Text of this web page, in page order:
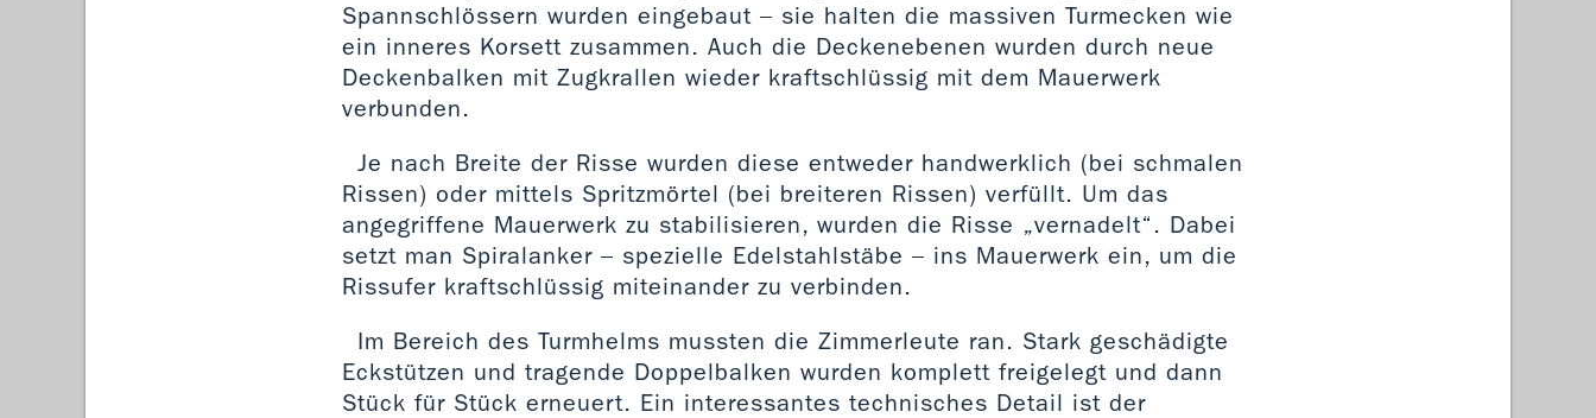
Spannschlössern wurden eingebaut – sie halten die massiven Turmecken wie
ein inneres Korsett zusammen. Auch die Deckenebenen wurden durch neue
Deckenbalken mit Zugkrallen wieder kraftschlüssig mit dem Mauerwerk
verbunden.
Je nach Breite der Risse wurden diese entweder handwerklich (bei schmalen
Rissen) oder mittels Spritzmörtel (bei breiteren Rissen) verfüllt. Um das
angegriffene Mauerwerk zu stabilisieren, wurden die Risse „vernadelt“. Dabei
setzt man Spiralanker – spezielle Edelstahlstäbe – ins Mauerwerk ein, um die
Rissufer kraftschlüssig miteinander zu verbinden.
Im Bereich des Turmhelms mussten die Zimmerleute ran. Stark geschädigte
Eckstützen und tragende Doppelbalken wurden komplett freigelegt und dann
Stück für Stück erneuert. Ein interessantes technisches Detail ist der